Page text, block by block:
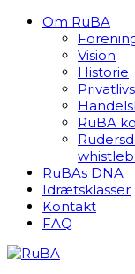
Om RuBA
Vision
Historie
RuBA
RuBAs DNA
Idrætsklasser
Kontakt
FAQ